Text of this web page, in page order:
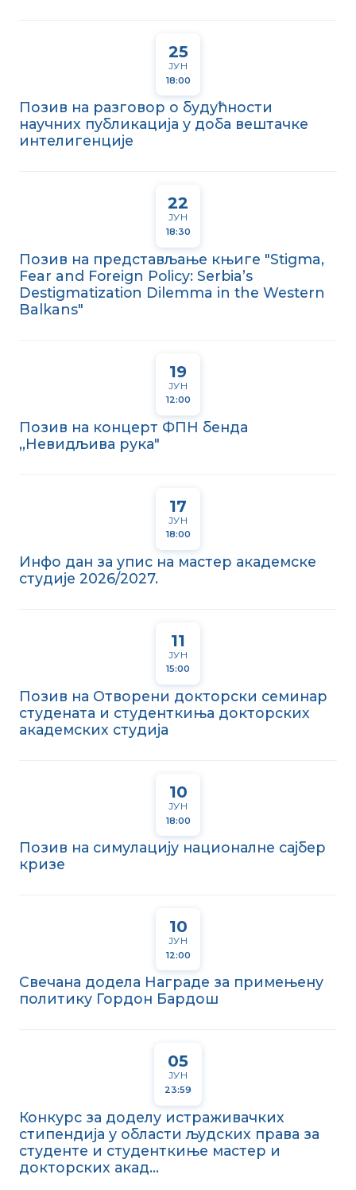
25
ЈУН
18:00
Позив на разговор о будућности
научних публикација у доба вештачке
интелигенције
22
ЈУН
18:30
Позив на представљање књиге "Stigma,
Fear and Foreign Policy: Serbia’s
Destigmatization Dilemma in the Western
Balkans"
19
ЈУН
12:00
Позив на концерт ФПН бенда
,,Невидљива рука"
17
ЈУН
18:00
Инфо дан за упис на мастер академске
студије 2026/2027.
11
ЈУН
15:00
Позив на Отворени докторски семинар
студената и студенткиња докторских
академских студија
10
ЈУН
18:00
Позив на симулацију националне сајбер
кризе
10
ЈУН
12:00
Свечана додела Награде за примењену
политику Гордон Бардош
05
ЈУН
23:59
Конкурс за доделу истраживачких
стипендија у области људских права за
студенте и студенткиње мастер и
докторских акад...